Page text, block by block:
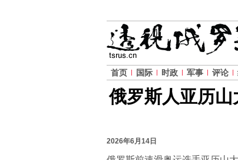
首页 国际 时政 军事 评论
俄罗斯人亚历山
2026年6月14日